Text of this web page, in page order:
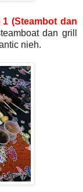
(Steambot dan
dan grill
nieh.